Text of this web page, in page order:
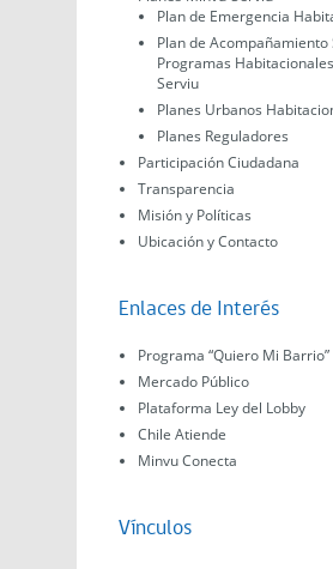
Plan de Emergencia
Plan de Acompañamiento
Programas
Serviu
Planes Urbanos
Planes Reguladores
Participación Ciudadana
Transparencia
Misión y Políticas
Ubicación y Contacto
Enlaces de Interés
Programa “Quiero Mi Barrio”
Mercado Público
Plataforma Ley del Lobby
Chile Atiende
Minvu Conecta
Vínculos